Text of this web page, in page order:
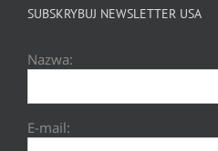
SUBSKRYBUJ NEWSLETTER USA
Nazwa:
E-mail: